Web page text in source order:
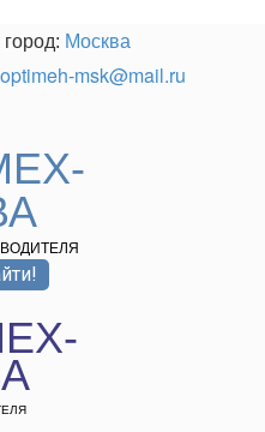
Москва
optimeh-msk@mail.ru